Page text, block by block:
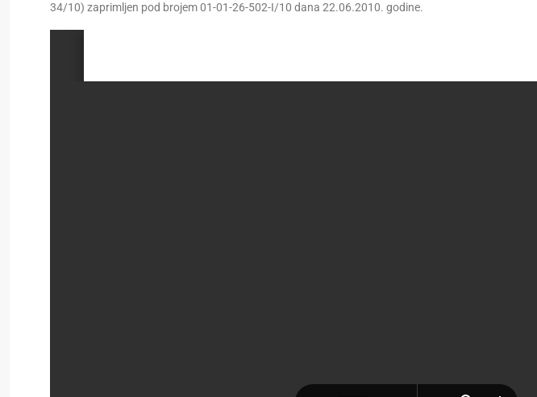
34/10) zaprimljen pod brojem 01-01-26-502-I/10 dana 22.06.2010. godine.